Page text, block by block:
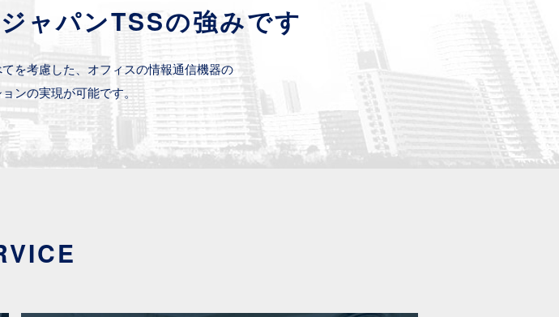
ャパンTSSの強みです
を考慮した、オフィスの情報通信機器の
ンの実現が可能です。